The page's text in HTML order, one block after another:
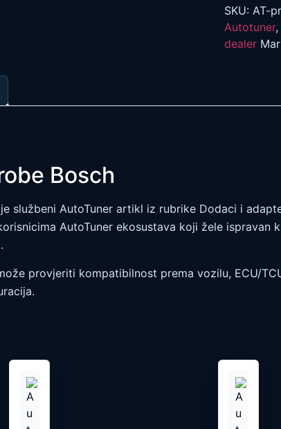
SKU:AT-
Autotuner
dealer
Bosch
je službeni AutoTuner artikl iz rubrike Dodaci i
AutoTuner ekosustava koji žele ispravan
provjeriti kompatibilnost prema vozilu, ECU/
Ovaj
proizvod
ima
Ovaj
proizvod
ima